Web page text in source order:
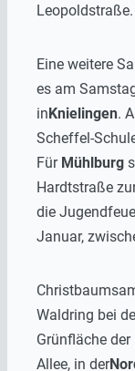
Leopoldstraße.
Eine weitere
es am
inKnielingen.
Scheffel-
Für Mühlburg
Hardtstraße
die
Januar,
Waldring bei
Grünfläche
Allee, in der